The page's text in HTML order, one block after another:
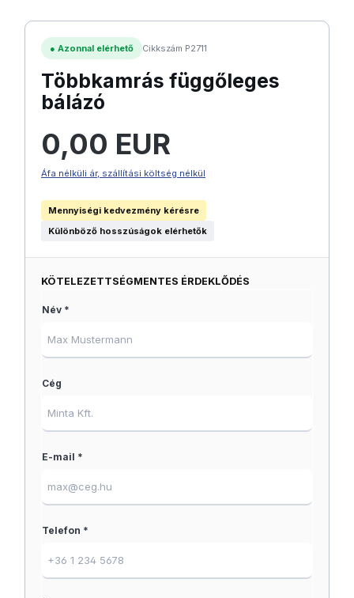
● Azonnal elérhető Cikkszám P2711
Többkamrás függőleges
bálázó
0,00 EUR
Áfa nélküli ár, szállítási költség nélkül
Mennyiségi kedvezmény kérésre
Különböző hosszúságok elérhetők
KÖTELEZETTSÉGMENTES ÉRDEKLŐDÉS
Név *
Cég
E-mail *
Telefon *